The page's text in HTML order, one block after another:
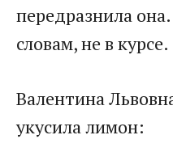
передразнила
словам, не в курсе.
Валентина
укусила лимон: